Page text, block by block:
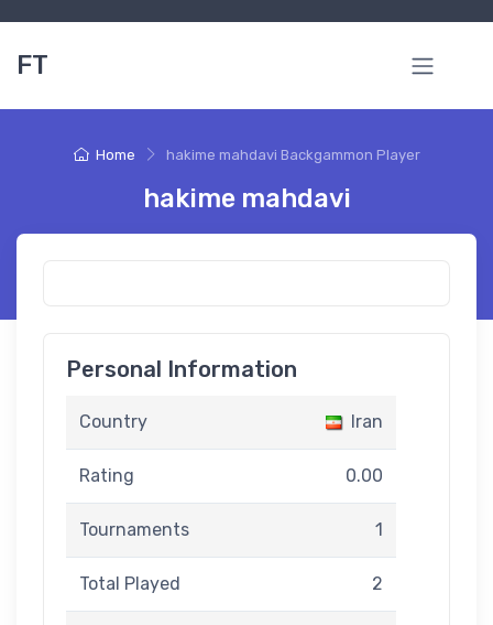
FT
Home hakime mahdavi Backgammon Player
hakime mahdavi
Personal Information
Country Iran
Rating 0.00
Tournaments 1
Total Played 2